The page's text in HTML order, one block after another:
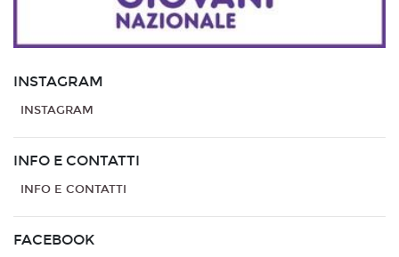
INSTAGRAM
INSTAGRAM
INFO E CONTATTI
INFO E CONTATTI
FACEBOOK